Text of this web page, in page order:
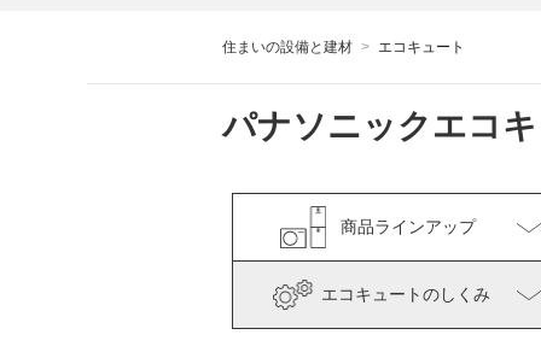
住まいの設備と建材 エコキュート
パナソニックエコ
商品ラインアップ
エコキュートのしくみ